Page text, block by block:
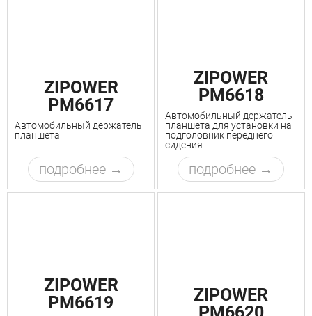
ZIPOWER
PM6617
Автомобильный держатель
планшета
подробнее
ZIPOWER
PM6618
Автомобильный держатель
планшета для установки на
подголовник переднего
сидения
подробнее
ZIPOWER
PM6619
ZIPOWER